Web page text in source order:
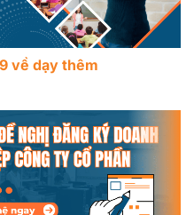
về dạy thêm